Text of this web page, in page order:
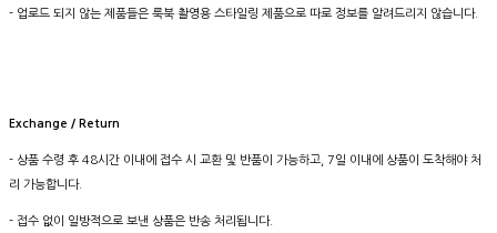
- 업로드 되지 않는 제품들은 룩북 촬영용 스타일링 제품으로 따로 정보를 알려드리지 않습니다.
Exchange / Return
- 상품 수령 후 48시간 이내에 접수 시 교환 및 반품이 가능하고, 7일 이내에 상품이 도착해야 처
리 가능합니다.
- 접수 없이 일방적으로 보낸 상품은 반송 처리됩니다.